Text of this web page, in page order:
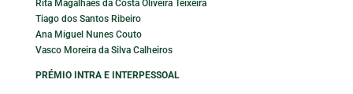
Rita Magalhães da Costa Oliveira Teixeira
Tiago dos Santos Ribeiro
Ana Miguel Nunes Couto
Vasco Moreira da Silva Calheiros
PRÉMIO INTRA E INTERPESSOAL